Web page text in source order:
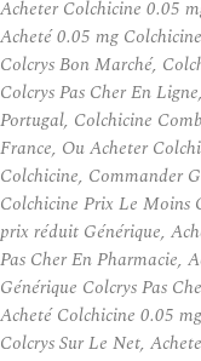
Acheter Colchicine 0.05
Acheté 0.05 mg
Colcrys Bon Marché,
Colcrys Pas Cher En
Portugal, Colchicine
France, Ou Acheter
Colchicine, Commander
Colchicine Prix Le Moins
prix réduit Générique,
Pas Cher En Pharmacie,
Générique Colcrys Pas
Acheté Colchicine 0.05
Colcrys Sur Le Net,